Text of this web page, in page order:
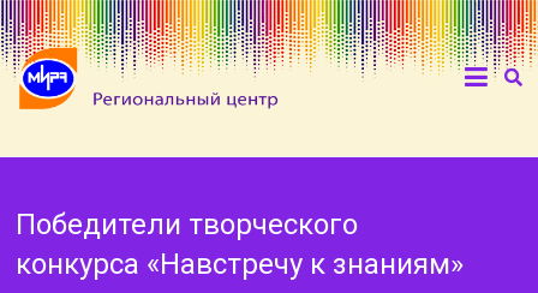
Победители творческого
конкурса «Навстречу к знаниям»